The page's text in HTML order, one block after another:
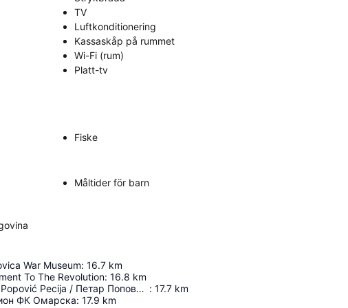
TV
Luftkonditionering
Kassaskåp på rummet
Wi-Fi (rum)
Platt-tv
Fiske
Måltider för barn
War Museum: 16.7 km
To The Revolution: 16.8 km
Petar Popović Pecija / Петар Поповић Пеција : 17.7 km
ФК Омарска: 17.9 km